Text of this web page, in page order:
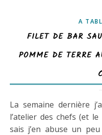
A
FILET DE BAR
POMME DE TERRE
La semaine dernière j’ai suivi un nouveau cours à
l’atelier des chefs (et
sais j’en abuse un